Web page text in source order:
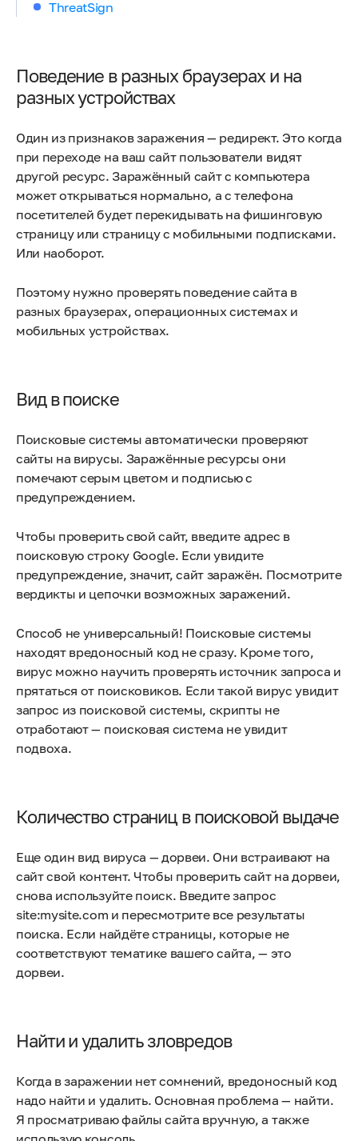
ThreatSign
Поведение в разных браузерах и на
разных устройствах
Один из признаков заражения — редирект. Это когда
при переходе на ваш сайт пользователи видят
другой ресурс. Заражённый сайт с компьютера
может открываться нормально, а с телефона
посетителей будет перекидывать на фишинговую
страницу или страницу с мобильными подписками.
Или наоборот.
Поэтому нужно проверять поведение сайта в
разных браузерах, операционных системах и
мобильных устройствах.
Вид в поиске
Поисковые системы автоматически проверяют
сайты на вирусы. Заражённые ресурсы они
помечают серым цветом и подписью с
предупреждением.
Чтобы проверить свой сайт, введите адрес в
поисковую строку Google. Если увидите
предупреждение, значит, сайт заражён. Посмотрите
вердикты и цепочки возможных заражений.
Способ не универсальный! Поисковые системы
находят вредоносный код не сразу. Кроме того,
вирус можно научить проверять источник запроса и
прятаться от поисковиков. Если такой вирус увидит
запрос из поисковой системы, скрипты не
отработают — поисковая система не увидит
подвоха.
Количество страниц в поисковой выдаче
Еще один вид вируса — дорвеи. Они встраивают на
сайт свой контент. Чтобы проверить сайт на дорвеи,
снова используйте поиск. Введите запрос
site:mysite.com и пересмотрите все результаты
поиска. Если найдёте страницы, которые не
соответствуют тематике вашего сайта, — это
дорвеи.
Найти и удалить зловредов
Когда в заражении нет сомнений, вредоносный код
надо найти и удалить. Основная проблема — найти.
Я просматриваю файлы сайта вручную, а также